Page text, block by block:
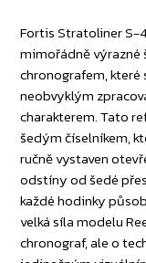
Fortis Stratoliner S-
mimořádně výrazné
chronografem,
neobvyklým
charakterem. Tato
šedým číselníkem,
ručně vystaven
odstíny od šedé
každé hodinky
velká síla modelu
chronograf, ale o